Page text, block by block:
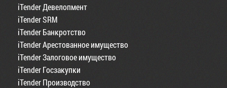
iTender Девелопмент
iTender SRM
iTender Банкротство
iTender Арестованное имущество
iTender Залоговое имущество
iTender Госзакупки
iTender Производство